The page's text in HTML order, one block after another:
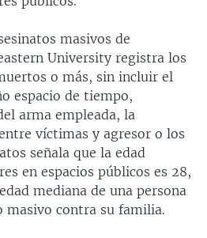
masivos de
University registra los
o más, sin incluir el
espacio de tiempo,
arma empleada, la
víctimas y agresor o los
señala que la edad
en espacios públicos es 28,
mediana de una persona
contra su familia.